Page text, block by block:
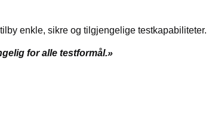
enkle, sikre og tilgjengelige testkapabiliteter.
for alle testformål.»